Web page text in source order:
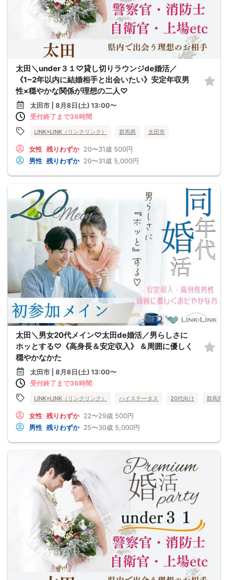
太田＼under３１♡貸し切りラウンジde婚活／
《1~2年以内に結婚相手と出会いたい》安定年収男
性×穏やかな関係が理想の二人♡
太田市 | 8月8日(土) 13:00〜
受付終了まで36時間
LINK×LINK（リンクリンク） 群馬県 太田市
女性 残りわずか 20〜31歳 500円
男性 残りわずか 20〜31歳 5,000円
太田＼男女20代メイン♡太田de婚活／男らしさに
ホッとする♡《高身長＆安定収入》 ＆周囲に優しく
穏やかなかた
太田市 | 8月8日(土) 13:00〜
受付終了まで36時間
LINK×LINK（リンクリンク） ハイステータス 20代向け 群馬県
女性 残りわずか 22〜29歳 500円
男性 残りわずか 25〜30歳 5,000円